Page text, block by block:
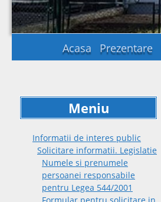
Acasa Prezentare
Meniu
Informatii de interes public
Solicitare informatii. Legislatie
Numele si prenumele
persoanei responsabile
pentru Legea 544/2001
Formular pentru solicitare in